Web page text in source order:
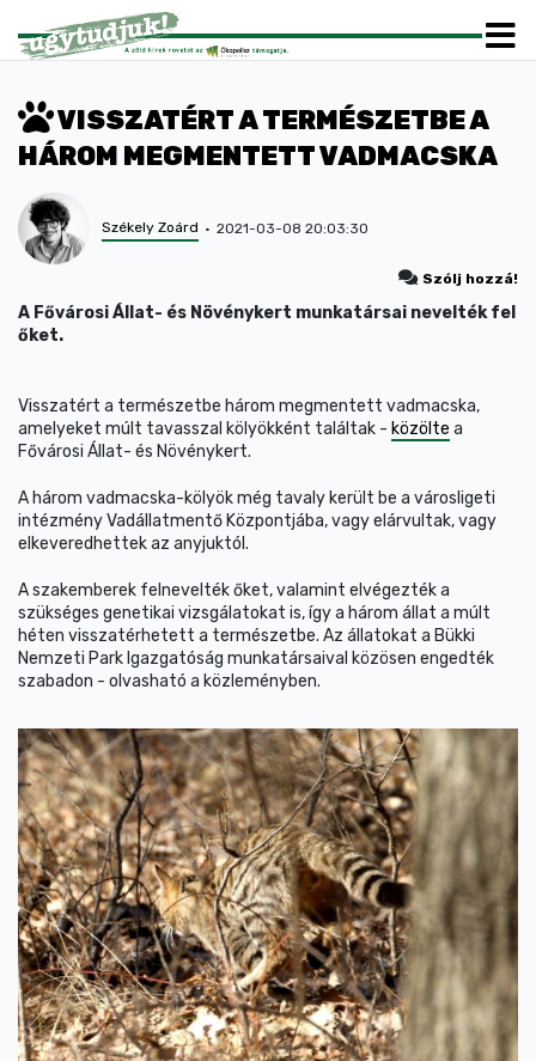
VISSZATÉRT A TERMÉSZETBE A
HÁROM MEGMENTETT VADMACSKA
Székely Zoárd 2021-03-08 20:03:30
Szólj hozzá!
A Fővárosi Állat- és Növénykert munkatársai nevelték fel
őket.
Visszatért a természetbe három megmentett vadmacska,
amelyeket múlt tavasszal kölyökként találtak - közölte a
Fővárosi Állat- és Növénykert.
A három vadmacska-kölyök még tavaly került be a városligeti
intézmény Vadállatmentő Központjába, vagy elárvultak, vagy
elkeveredhettek az anyjuktól.
A szakemberek felnevelték őket, valamint elvégezték a
szükséges genetikai vizsgálatokat is, így a három állat a múlt
héten visszatérhetett a természetbe. Az állatokat a Bükki
Nemzeti Park Igazgatóság munkatársaival közösen engedték
szabadon - olvasható a közleményben.